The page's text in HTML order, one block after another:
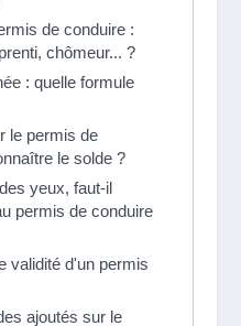
de conduire :
chômeur... ?
: quelle formule
le permis de
le solde ?
yeux, faut-il
permis de conduire
validité d'un permis
ajoutés sur le